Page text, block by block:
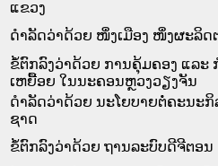
ແຂວງ
ດຳລັດວ່າດ້ວຍ ໜຶ່ງເມືອງ ໜຶ່ງຜະລິດ
ຂໍ້ຕົກລົງວ່າດ້ວຍ ການຄຸ້ມຄອງ ແລະ
ເຫຍື້ອຍ ໃນນະຄອນຫຼວງວຽງຈັນ
ດຳລັດວ່າດ້ວຍ ນະໂຍບາຍຕໍ່ຄະນະກິ
ຊາດ
ຂໍ້ຕົກລົງວ່າດ້ວຍ ຖານລະບົບດີຈີຕອນ